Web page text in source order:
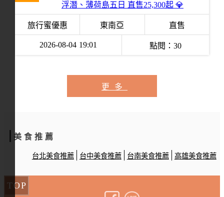
浮潛、薄荷島五日 直售25,300起 💎
旅行蜜優惠 東南亞 直售
2026-08-04 19:01 點閱：30
更多
美食推薦
台北美食推薦 台中美食推薦 台南美食推薦 高雄美食推薦
TOP